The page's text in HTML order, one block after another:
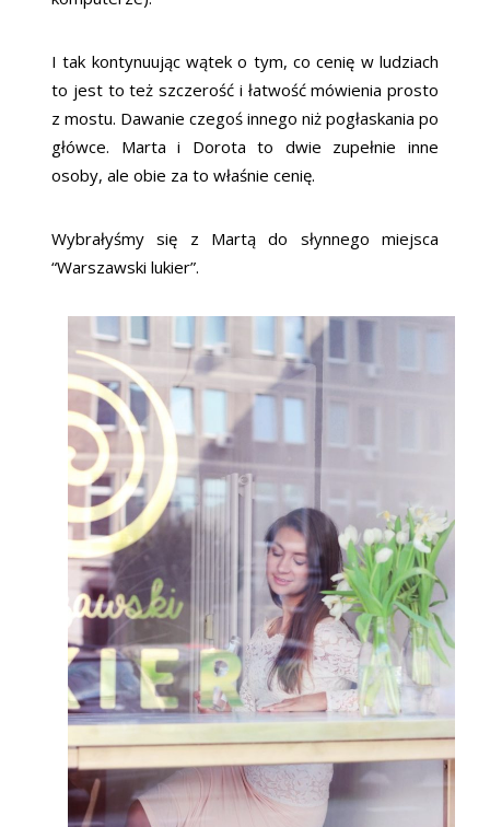
I tak kontynuując wątek o tym, co cenię w ludziach
to jest to też szczerość i łatwość mówienia prosto
z mostu. Dawanie czegoś innego niż pogłaskania po
główce. Marta i Dorota to dwie zupełnie inne
osoby, ale obie za to właśnie cenię.
Wybrałyśmy się z Martą do słynnego miejsca
“Warszawski lukier”.